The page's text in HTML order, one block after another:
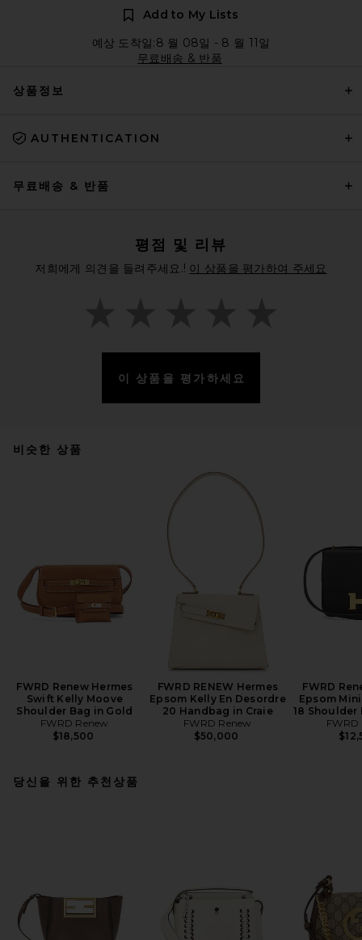
Add to My Lists
예상 도착일:8 월 08일 - 8 월 11일
무료배송 & 반품
상품정보
AUTHENTICATION
무료배송 & 반품
평점 및 리뷰
저희에게 의견을 들려주세요.! 이 상품을 평가하여 주세요
이 상품을 평가하세요
비슷한 상품
FWRD Renew Hermes
Swift Kelly Moove
Shoulder Bag in Gold
FWRD Renew
$18,500
FWRD RENEW Hermes
Epsom Kelly En Desordre
20 Handbag in Craie
FWRD Renew
$50,000
FWRD
Epsom
18 Shoulder
FWRD
당신을 위한 추천상품